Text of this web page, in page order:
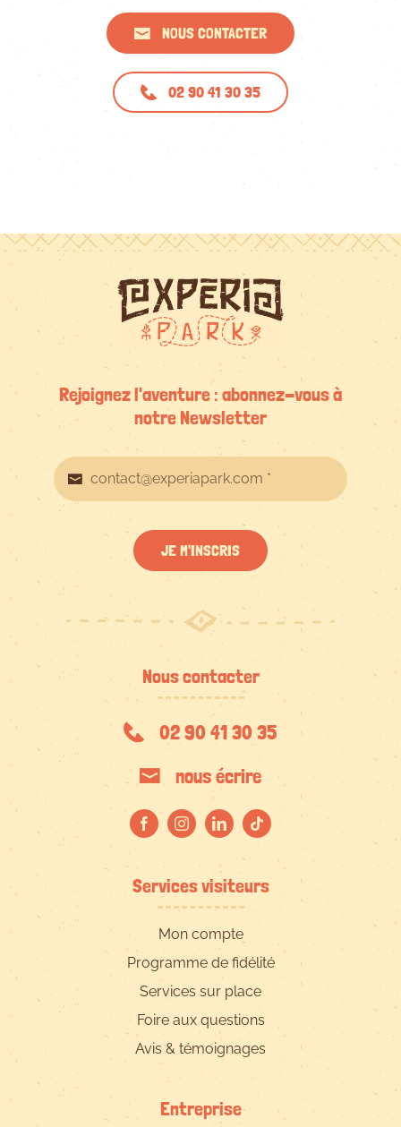
NOUS CONTACTER
02 90 41 30 35
Rejoignez l'aventure : abonnez-vous à
notre Newsletter
JE M'INSCRIS
Nous contacter
02 90 41 30 35
nous écrire
Services visiteurs
Mon compte
Programme de fidélité
Services sur place
Foire aux questions
Avis & témoignages
Entreprise